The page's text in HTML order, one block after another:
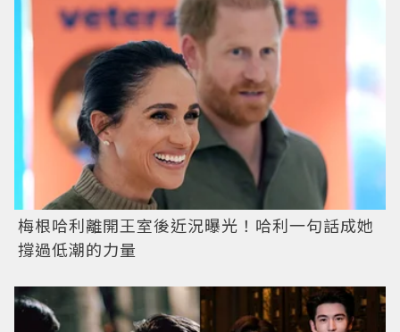
梅根哈利離開王室後近況曝光！哈利一句話成她
撐過低潮的力量